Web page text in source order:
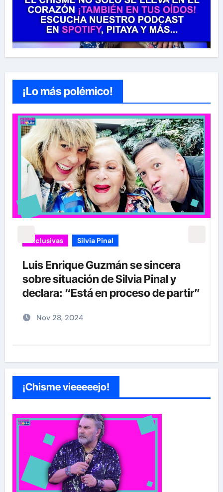
¡Lo más polémico!
Exclusivas Silvia Pinal
Luis Enrique Guzmán se sincera
sobre situación de Silvia Pinal y
declara: “Está en proceso de partir”
Nov 28, 2024
¡Chisme vieeeeejo!